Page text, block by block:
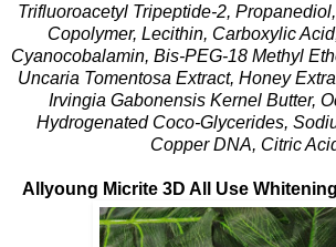
Trifluoroacetyl Tripeptide-2,
Copolymer, Lecithin, Carboxylic
Cyanocobalamin, Bis-PEG-18 Methyl
Uncaria Tomentosa Extract, Honey
Irvingia Gabonensis Kernel Butter,
Hydrogenated Coco-Glycerides,
Copper DNA, Citric
Allyoung Micrite 3D All Use